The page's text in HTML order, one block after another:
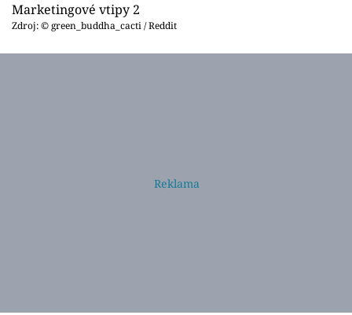
Marketingové vtipy 2
Zdroj: © green_buddha_cacti / Reddit